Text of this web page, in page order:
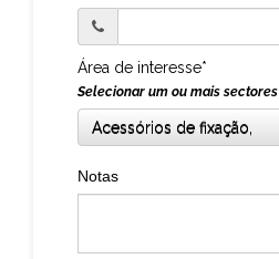
Área de interesse*
Selecionar um ou mais sectores
Acessórios de fixação,
Notas